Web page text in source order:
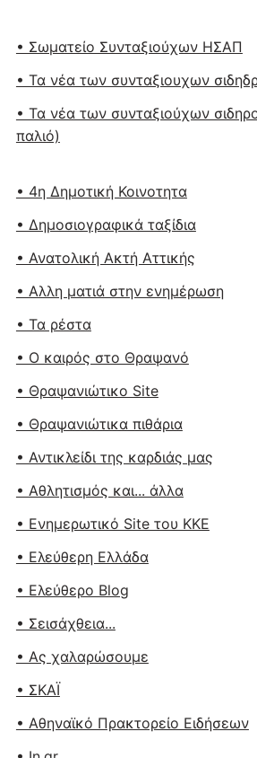
• Σωματείο Συνταξιούχων ΗΣΑΠ
• Τα νέα των συνταξιουχων
• Τα νέα των συνταξιούχων
παλιό)
• 4η Δημοτική Κοινοτητα
• Δημοσιογραφικά ταξίδια
• Ανατολική Ακτή Αττικής
• Αλλη ματιά στην ενημέρωση
• Τα ρέστα
• Ο καιρός στο Θραψανό
• Θραψανιώτικο Site
• Θραψανιώτικα πιθάρια
• Αντικλείδι της καρδιάς μας
• Αθλητισμός και... άλλα
• Ενημερωτικό Site του ΚΚΕ
• Ελεύθερη Ελλάδα
• Ελεύθερο Blog
• Σεισάχθεια...
• Ας χαλαρώσουμε
• ΣΚΑΪ
• Αθηναϊκό Πρακτορείο Ειδήσεων